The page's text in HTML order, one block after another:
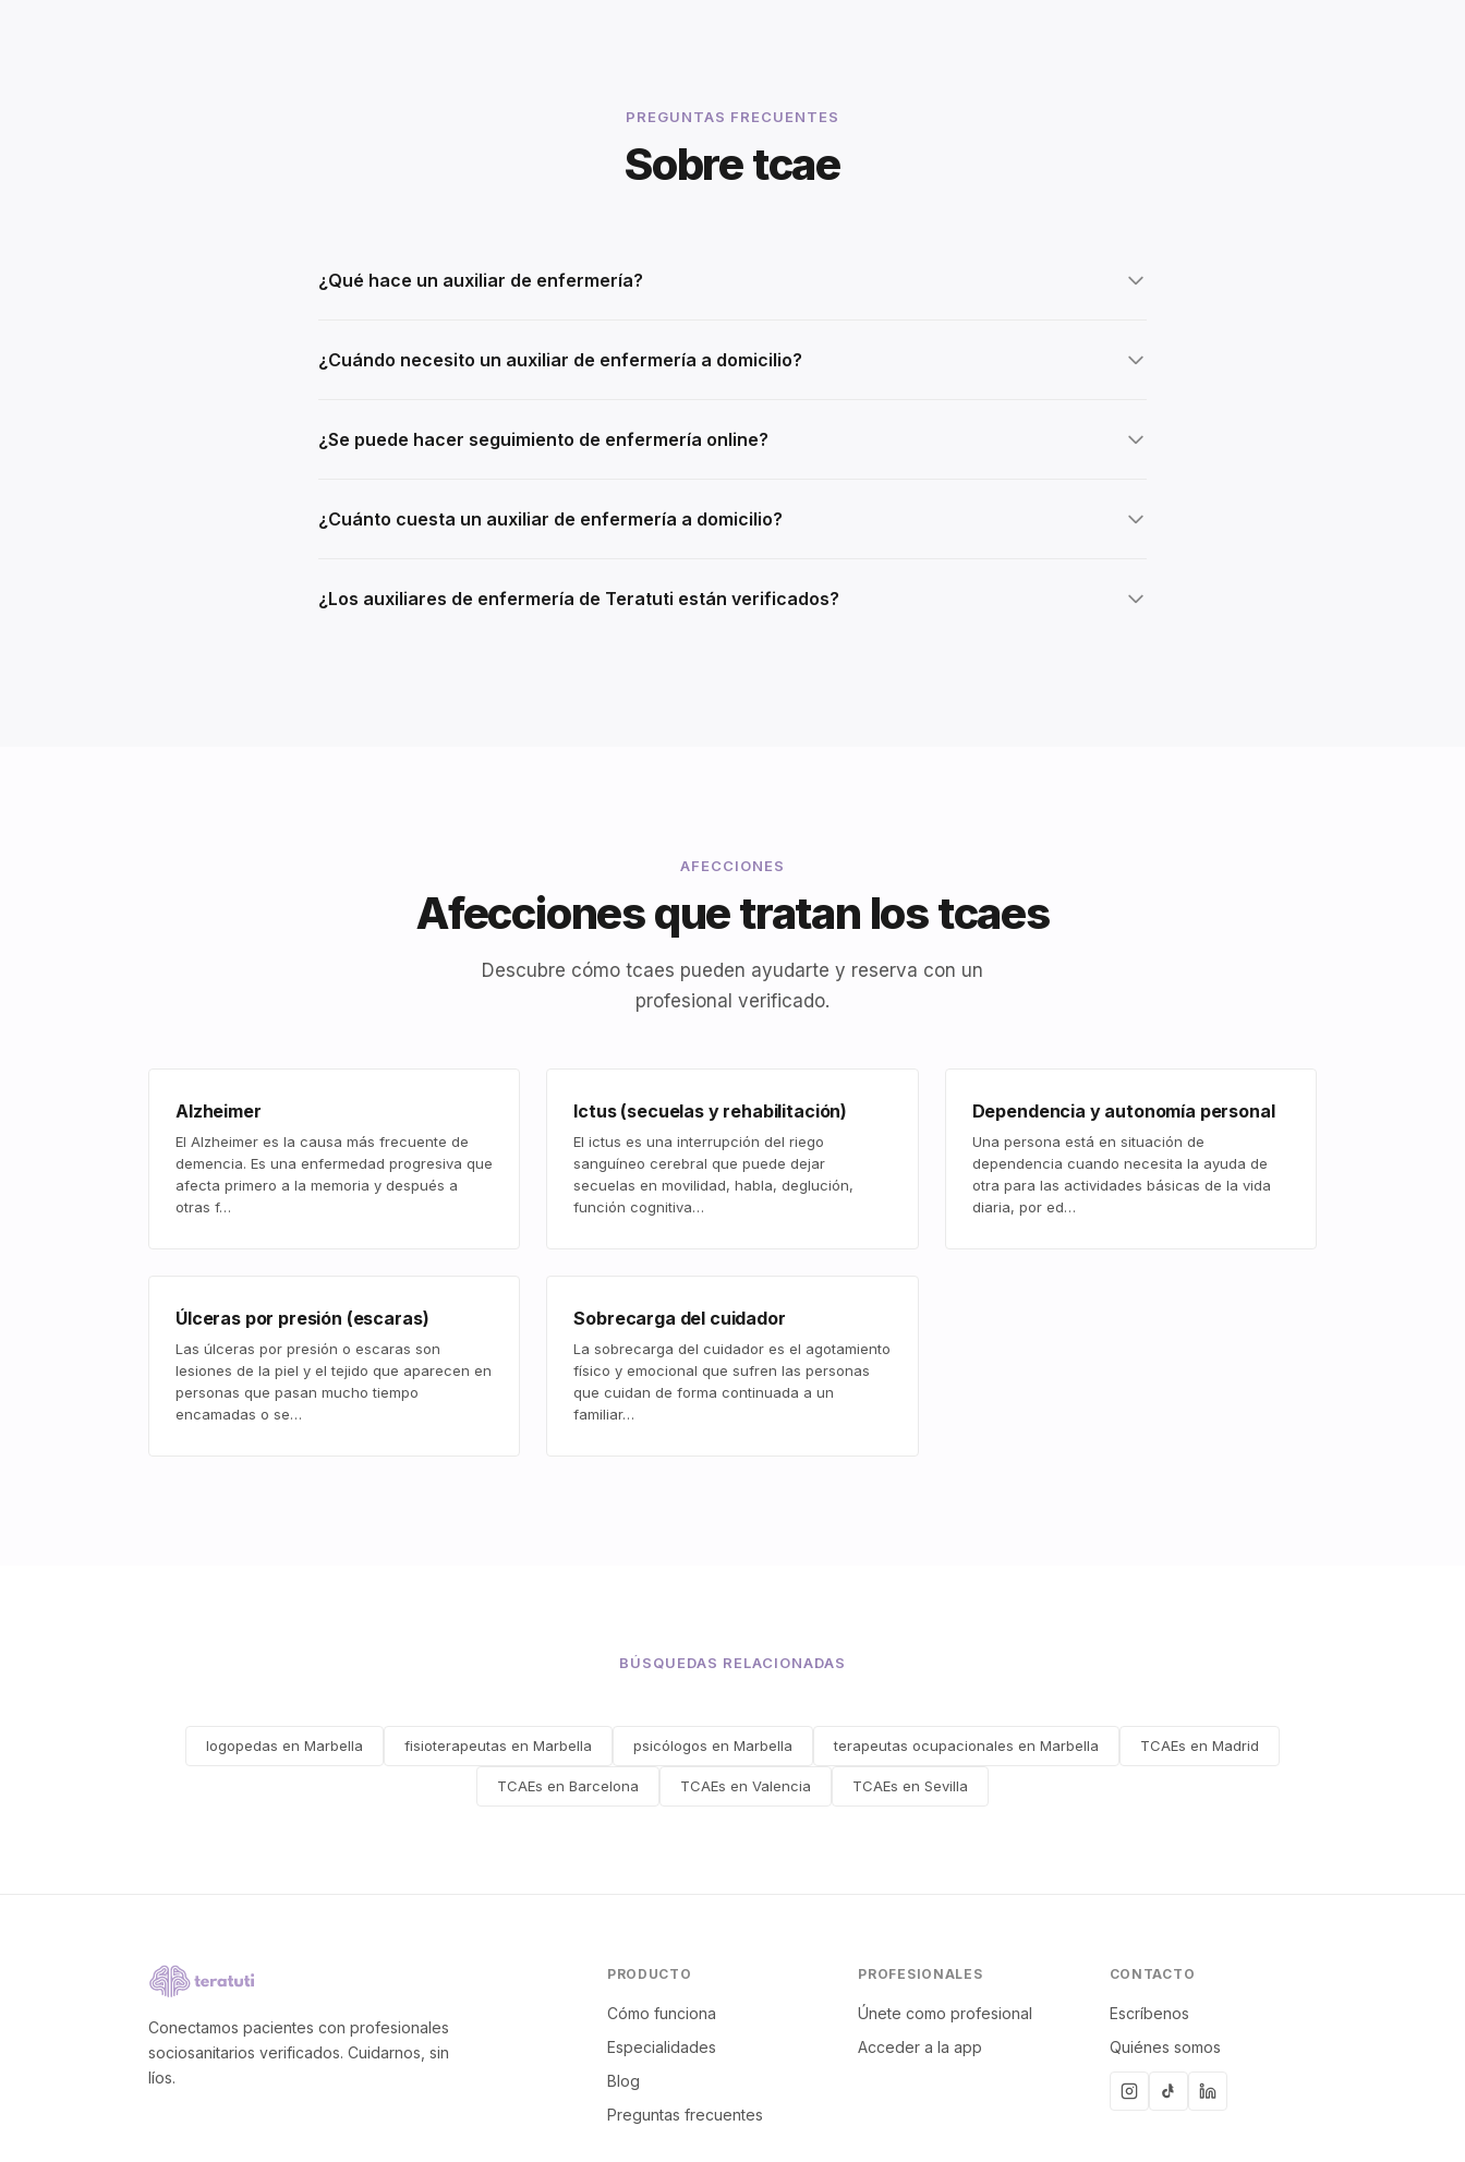
PREGUNTAS FRECUENTES
Sobre tcae
¿Qué hace un auxiliar de enfermería?
¿Cuándo necesito un auxiliar de enfermería a domicilio?
¿Se puede hacer seguimiento de enfermería online?
¿Cuánto cuesta un auxiliar de enfermería a domicilio?
¿Los auxiliares de enfermería de Teratuti están verificados?
AFECCIONES
Afecciones que tratan los tcaes
Descubre cómo tcaes pueden ayudarte y reserva con un
profesional verificado.
Alzheimer
El Alzheimer es la causa más frecuente de
demencia. Es una enfermedad progresiva que
afecta primero a la memoria y después a
otras f…
Ictus (secuelas y rehabilitación)
El ictus es una interrupción del riego
sanguíneo cerebral que puede dejar
secuelas en movilidad, habla, deglución,
función cognitiva…
Dependencia y autonomía personal
Una persona está en situación de
dependencia cuando necesita la ayuda de
otra para las actividades básicas de la vida
diaria, por ed…
Úlceras por presión (escaras)
Las úlceras por presión o escaras son
lesiones de la piel y el tejido que aparecen en
personas que pasan mucho tiempo
encamadas o se…
Sobrecarga del cuidador
La sobrecarga del cuidador es el agotamiento
físico y emocional que sufren las personas
que cuidan de forma continuada a un
familiar…
BÚSQUEDAS RELACIONADAS
logopedas en Marbella fisioterapeutas en Marbella psicólogos en Marbella terapeutas ocupacionales en Marbella TCAEs en Madrid
TCAEs en Barcelona TCAEs en Valencia TCAEs en Sevilla
Conectamos pacientes con profesionales
sociosanitarios verificados. Cuidarnos, sin
líos.
PRODUCTO
Cómo funciona
Especialidades
Blog
Preguntas frecuentes
PROFESIONALES
Únete como profesional
Acceder a la app
CONTACTO
Escríbenos
Quiénes somos